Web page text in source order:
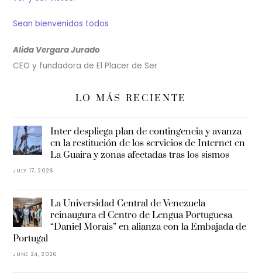
Sean bienvenidos todos
Alida Vergara Jurado
CEO y fundadora de El Placer de Ser
LO MÁS RECIENTE
Inter despliega plan de contingencia y avanza
en la restitución de los servicios de Internet en
La Guaira y zonas afectadas tras los sismos
JULY 17, 2026
La Universidad Central de Venezuela
reinaugura el Centro de Lengua Portuguesa
“Daniel Morais” en alianza con la Embajada de
Portugal
JUNE 24, 2026